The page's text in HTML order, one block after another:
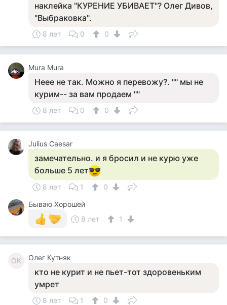
наклейка "КУРЕНИЕ УБИВАЕТ"? Олег Дивов,
"Выбраковка".
8 лет 0 0
Mura Mura
Неее не так. Можно я перевожу?. "" мы не
курим-- за вам продаем ""
8 лет 0 0
Julius Caesar
замечательно. и я бросил и не курю уже
больше 5 лет
8 лет 1
0
Бываю Хорошей
8 лет
1
ОК Олег Кутняк
кто не курит и не пьет-тот здоровеньким
умрет
8 лет 1
0